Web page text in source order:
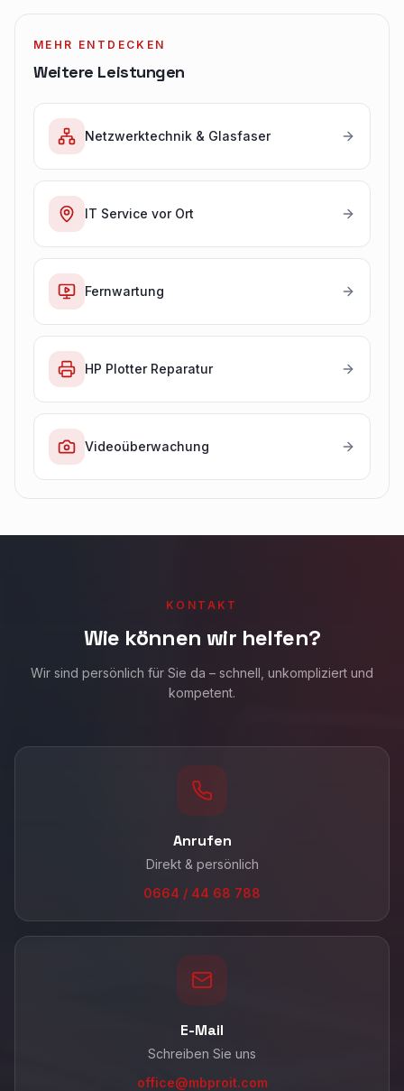
MEHR ENTDECKEN
Weitere Leistungen
Netzwerktechnik & Glasfaser
IT Service vor Ort
Fernwartung
HP Plotter Reparatur
Videoüberwachung
KONTAKT
Wie können wir helfen?
Wir sind persönlich für Sie da – schnell, unkompliziert und
kompetent.
Anrufen
Direkt & persönlich
0664 / 44 68 788
E-Mail
Schreiben Sie uns
office@mbproit.com